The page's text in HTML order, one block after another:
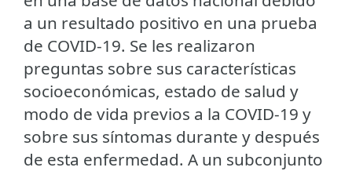
a un resultado positivo en una prueba
de COVID-19. Se les realizaron
preguntas sobre sus características
socioeconómicas, estado de salud y
modo de vida previos a la COVID-19 y
sobre sus síntomas durante y después
de esta enfermedad. A un subconjunto